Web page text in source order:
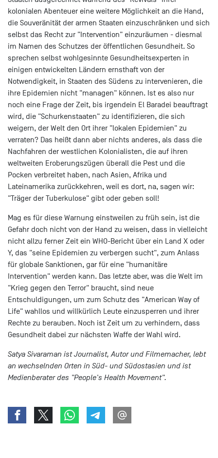
kolonialen Abenteuer eine weitere Möglichkeit an die Hand,
die Souveränität der armen Staaten einzuschränken und sich
selbst das Recht zur "Intervention" einzuräumen - diesmal
im Namen des Schutzes der öffentlichen Gesundheit. So
sprechen selbst wohlgesinnte Gesundheitsexperten in
einigen entwickelten Ländern ernsthaft von der
Notwendigkeit, in Staaten des Südens zu intervenieren, die
ihre Epidemien nicht "managen" können. Ist es also nur
noch eine Frage der Zeit, bis irgendein El Baradei beauftragt
wird, die "Schurkenstaaten" zu identifizieren, die sich
weigern, der Welt den Ort ihrer "lokalen Epidemien" zu
verraten? Das heißt dann aber nichts anderes, als dass die
Nachfahren der westlichen Kolonialisten, die auf ihren
weltweiten Eroberungszügen überall die Pest und die
Pocken verbreitet haben, nach Asien, Afrika und
Lateinamerika zurückkehren, weil es dort, na, sagen wir:
"Träger der Tuberkulose" gibt oder geben soll!
Mag es für diese Warnung einstweilen zu früh sein, ist die
Gefahr doch nicht von der Hand zu weisen, dass in vielleicht
nicht allzu ferner Zeit ein WHO-Bericht über ein Land X oder
Y, das "seine Epidemien zu verbergen sucht", zum Anlass
für globale Sanktionen, gar für eine "humanitäre
Intervention" werden kann. Das letzte aber, was die Welt im
"Krieg gegen den Terror" braucht, sind neue
Entschuldigungen, um zum Schutz des "American Way of
Life" wahllos und willkürlich Leute einzusperren und ihrer
Rechte zu berauben. Noch ist Zeit um zu verhindern, dass
Gesundheit dabei zur nächsten Waffe der Wahl wird.
Satya Sivaraman ist Journalist, Autor und Filmemacher, lebt
an wechselnden Orten in Süd- und Südostasien und ist
Medienberater des "People's Health Movement".